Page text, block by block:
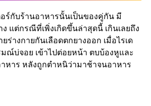
ร์กับร้านอาหารนั้นเป็นของคู่กัน มี
แต่กรณีที่เพิ่งเกิดขึ้นล่าสุดนี้ เกินเลยถึง
ร่างกายกันเลือดตกยางออก เมื่อไรเด
ณ์บ่จอย เข้าไปต่อยหน้า ตบบ้องหูและ
หาร หลังถูกตำหนิว่ามาช้าจนอาหาร